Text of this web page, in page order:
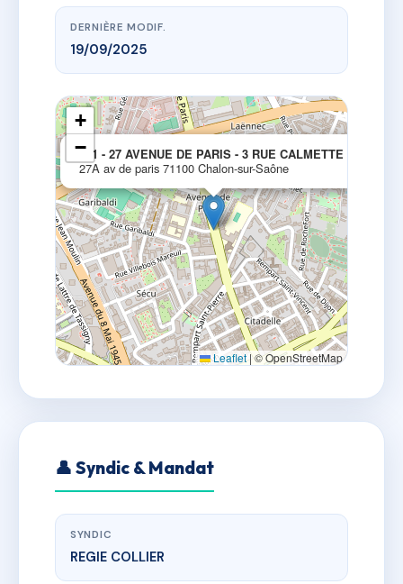
DERNIÈRE MODIF.
19/09/2025
021 - 27 AVENUE DE PARIS - 3 RUE CALMETTE
27A av de paris 71100 Chalon-sur-Saône
+
−
Leaflet|© OpenStreetMap
👤 Syndic & Mandat
SYNDIC
REGIE COLLIER